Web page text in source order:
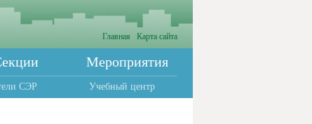
Главная Карта сайта
Мероприятия
СЭР Учебный центр